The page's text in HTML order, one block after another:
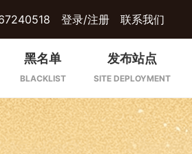
登录/注册 联系我们
黑名单
BLACKLIST
发布站点
SITE DEPLOYMENT